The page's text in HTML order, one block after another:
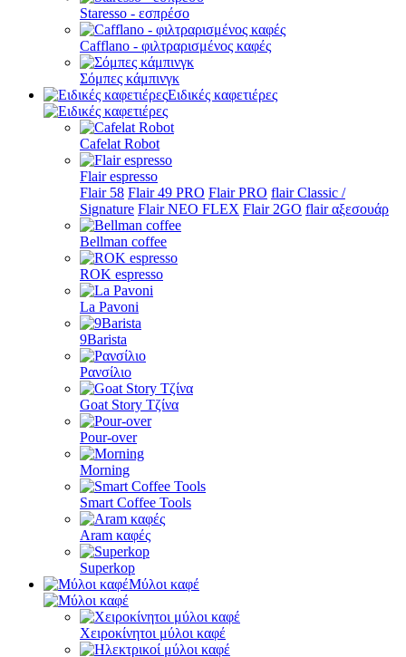
Staresso - εσπρέσο
Cafflano - φιλτραρισμένος καφές
Σόμπες κάμπινγκ
Ειδικές καφετιέρες
Cafelat Robot
Flair espresso
Flair 58 Flair 49 PRO Flair PRO flair Classic /
Signature Flair NEO FLEX Flair 2GO flair αξεσουάρ
Bellman coffee
ROK espresso
La Pavoni
9Barista
Ρανσίλιο
Goat Story Τζίνα
Pour-over
Morning
Smart Coffee Tools
Aram καφές
Superkop
Μύλοι καφέ
Χειροκίνητοι μύλοι καφέ